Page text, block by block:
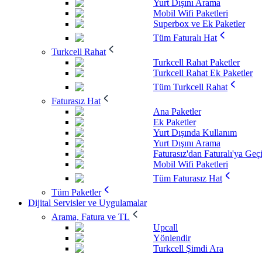
Yurt Dışını Arama
Mobil Wifi Paketleri
Superbox ve Ek Paketler
Tüm Faturalı Hat
Turkcell Rahat
Turkcell Rahat Paketler
Turkcell Rahat Ek Paketler
Tüm Turkcell Rahat
Faturasız Hat
Ana Paketler
Ek Paketler
Yurt Dışında Kullanım
Yurt Dışını Arama
Faturasız'dan Faturalı'ya
Mobil Wifi Paketleri
Tüm Faturasız Hat
Tüm Paketler
Dijital Servisler ve Uygulamalar
Arama, Fatura ve TL
Upcall
Yönlendir
Turkcell Şimdi Ara